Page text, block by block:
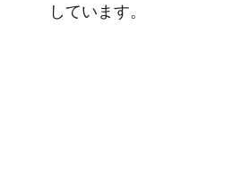
しています。